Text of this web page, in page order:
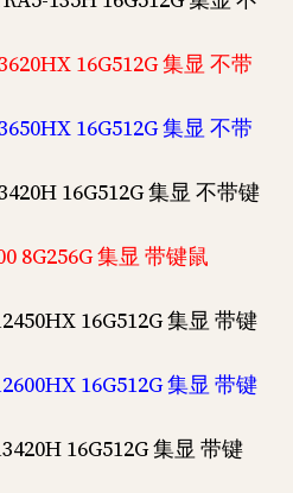
16G512G 集显 不带
16G512G 集显 不带
16G512G 集显 不带键
8G256G 集显 带键鼠
16G512G 集显 带键
16G512G 集显 带键
16G512G 集显 带键